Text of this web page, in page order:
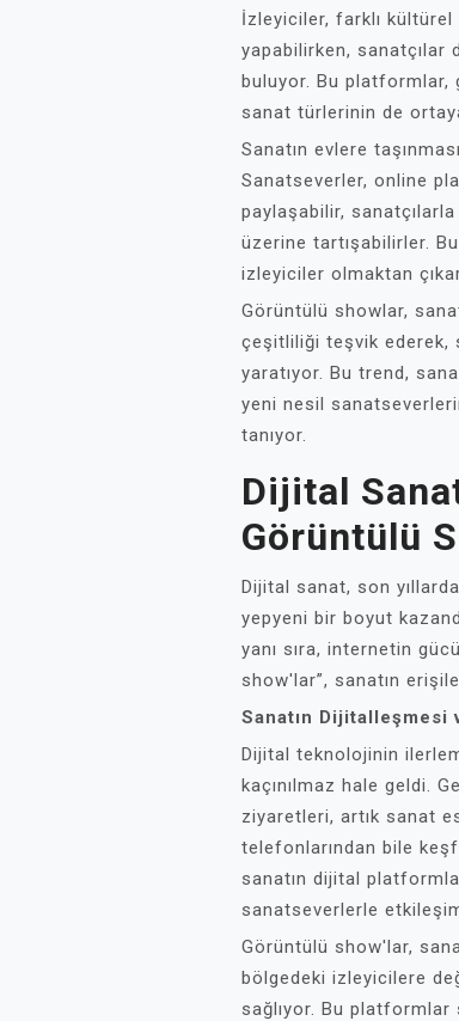
İzleyiciler, farklı
yapabilirken, sanatçılar
buluyor. Bu platformlar,
sanat türlerinin de
Sanatın evlere
Sanatseverler, online
paylaşabilir,
üzerine tartışabilirler.
izleyiciler olmaktan
Görüntülü showlar,
çeşitliliği teşvik ederek,
yaratıyor. Bu trend,
yeni nesil
tanıyor.
Dijital
Görüntülü
Dijital sanat, son
yepyeni bir boyut
yanı sıra, internetin
show'lar”, sanatın
Sanatın Dijitalleşmesi
Dijital teknolojinin
kaçınılmaz hale geldi.
ziyaretleri, artık sanat
telefonlarından bile
sanatın dijital
sanatseverlerle
Görüntülü show'lar,
bölgedeki izleyicilere
sağlıyor. Bu